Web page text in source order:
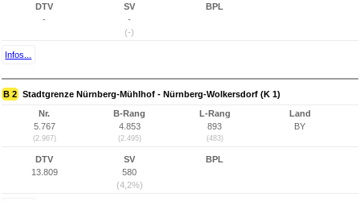
DTV
-
SV
-
(-)
BPL
Infos...
B 2 Stadtgrenze Nürnberg-Mühlhof - Nürnberg-Wolkersdorf (K 1)
Nr.
5.767
(2.967)
B-Rang
4.853
(2.495)
L-Rang
893
(483)
Land
BY
DTV
13.809
SV
580
(4,2%)
BPL